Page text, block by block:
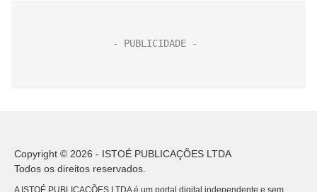
Copyright © 2026 - ISTOÉ PUBLICAÇÕES LTDA
Todos os direitos reservados.
A ISTOÉ PUBLICAÇÕES LTDA é um portal digital independente e sem